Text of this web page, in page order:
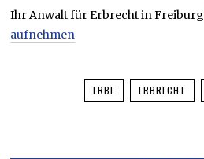
Ihr Anwalt für Erbrecht in Freiburg
aufnehmen
ERBE ERBRECHT